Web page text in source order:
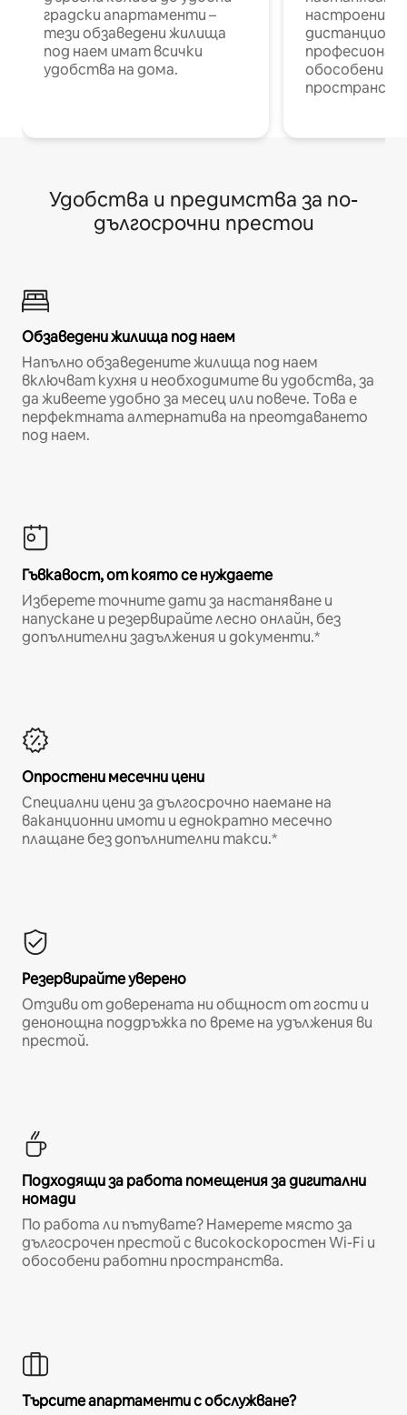
градски апартаменти –
тези обзаведени жилища
под наем имат всички
удобства на дома.
настроени и
обособени
Удобства и предимства за по-
дългосрочни престои
Обзаведени жилища под наем
Напълно обзаведените жилища под наем
включват кухня и необходимите ви удобства, за
да живеете удобно за месец или повече. Това е
перфектната алтернатива на преотдаването
под наем.
Гъвкавост, от която се нуждаете
Изберете точните дати за настаняване и
напускане и резервирайте лесно онлайн, без
допълнителни задължения и документи.*
Опростени месечни цени
Специални цени за дългосрочно наемане на
ваканционни имоти и еднократно месечно
плащане без допълнителни такси.*
Резервирайте уверено
Отзиви от доверената ни общност от гости и
денонощна поддръжка по време на удължения ви
престой.
Подходящи за работа помещения за дигитални
номади
По работа ли пътувате? Намерете място за
дългосрочен престой с високоскоростен Wi-Fi и
обособени работни пространства.
Търсите апартаменти с обслужване?